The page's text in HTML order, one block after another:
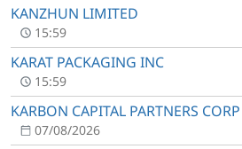
KANZHUN LIMITED
15:59
KARAT PACKAGING INC
15:59
KARBON CAPITAL PARTNERS CORP
07/08/2026